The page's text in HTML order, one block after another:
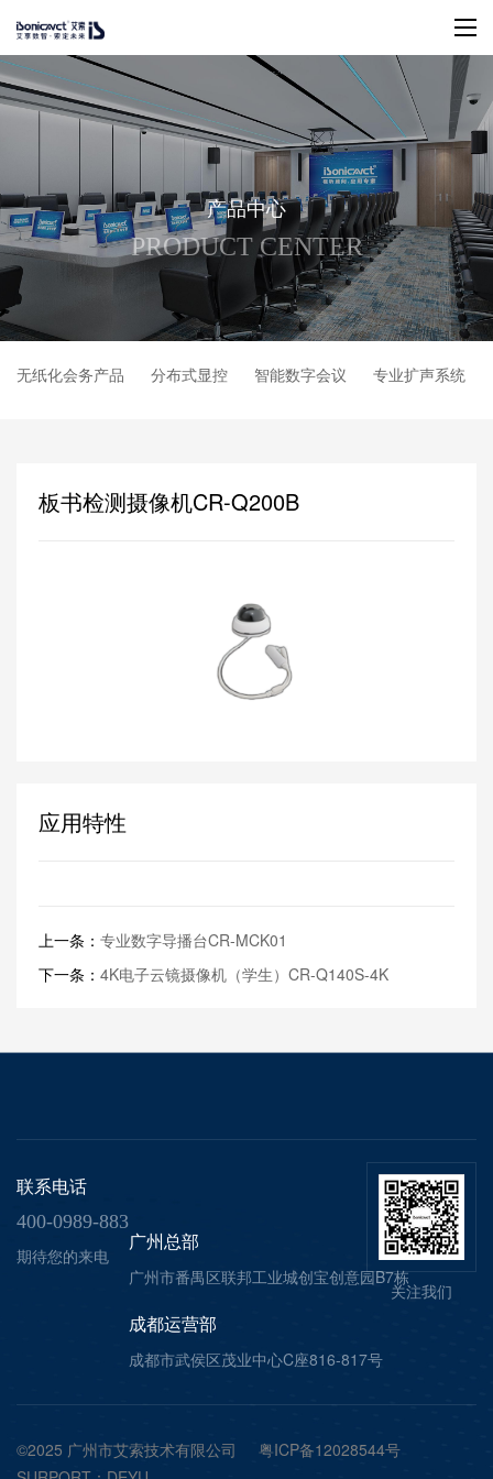
产品中心
PRODUCT CENTER
无纸化会务产品 分布式显控 智能数字会议 专业扩声系统
板书检测摄像机CR-Q200B
应用特性
上一条： 专业数字导播台CR-MCK01
下一条： 4K电子云镜摄像机（学生）CR-Q140S-4K
关注我们
联系电话
400-0989-883
期待您的来电
广州总部
广州市番禺区联邦工业城创宝创意园B7栋
成都运营部
成都市武侯区茂业中心C座816-817号
©2025 广州市艾索技术有限公司
粤ICP备12028544号